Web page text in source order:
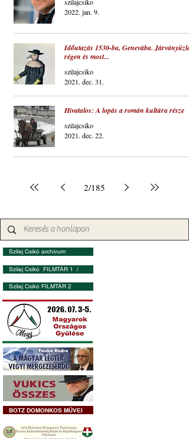
2022. jan. 9.
Időutazás 1530-ba, Genevába. Járványüzlet
régen és most...
szilajcsiko
2021. dec. 31.
Hivatalos: A lopás a román kultúra része
szilajcsiko
2021. dec. 22.
2/185
Szilaj Csikó archívum
Szilaj Csikó FILMTÁR 1 /
Szilaj Csikó FILMTÁR 2
BOTZ DOMONKOS MŰVEI